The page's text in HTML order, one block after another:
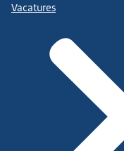
Vacatures